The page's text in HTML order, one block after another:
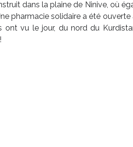
dans la plaine de Ninive, où
pharmacie solidaire a été
ont vu le jour, du nord du